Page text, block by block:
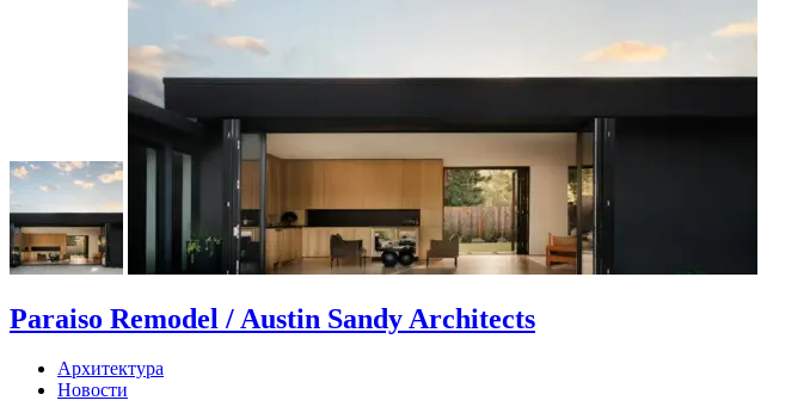
Paraiso Remodel / Austin Sandy Architects
Архитектура
Новости